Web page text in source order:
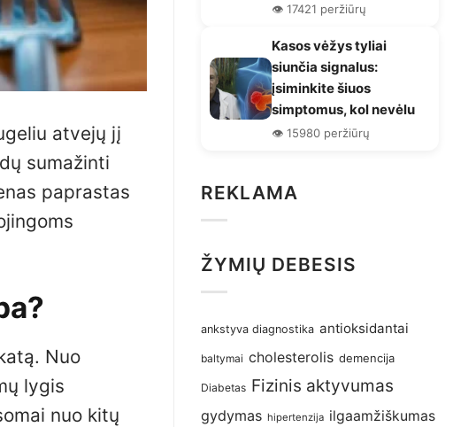
atvejų jį
sumažinti
paprastas
Nuo
lygis
nuo kitų
👁️ 17421 peržiūrų
Kasos vėžys tyliai
siunčia signalus:
įsiminkite šiuos
simptomus, kol nevėlu
👁️ 15980 peržiūrų
REKLAMA
ŽYMIŲ DEBESIS
ankstyva diagnostika antioksidantai
baltymai cholesterolis demencija
Diabetas Fizinis aktyvumas
gydymas hipertenzija ilgaamžiškumas